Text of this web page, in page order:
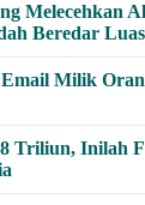
Melecehkan
Beredar Luas
Milik
Triliun, Inilah